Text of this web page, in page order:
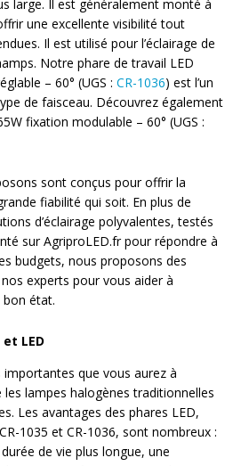
large. Il est généralement monté à
une excellente visibilité tout
Il est utilisé pour l’éclairage de
Notre phare de travail LED
– 60° (UGS : CR-1036) est l’un
de faisceau. Découvrez également
fixation modulable – 60° (UGS :
sont conçus pour offrir la
fiabilité qui soit. En plus de
d’éclairage polyvalentes, testés
sur AgriproLED.fr pour répondre à
budgets, nous proposons des
experts pour vous aider à
état.
LED
importantes que vous aurez à
lampes halogènes traditionnelles
Les avantages des phares LED,
1035 et CR-1036, sont nombreux :
de vie plus longue, une